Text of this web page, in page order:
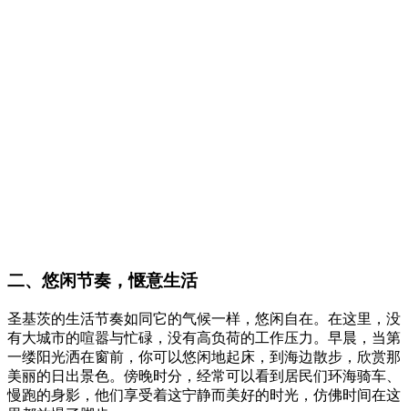
二、悠闲节奏，惬意生活
圣基茨的生活节奏如同它的气候一样，悠闲自在。在这里，没
有大城市的喧嚣与忙碌，没有高负荷的工作压力。早晨，当第
一缕阳光洒在窗前，你可以悠闲地起床，到海边散步，欣赏那
美丽的日出景色。傍晚时分，经常可以看到居民们环海骑车、
慢跑的身影，他们享受着这宁静而美好的时光，仿佛时间在这